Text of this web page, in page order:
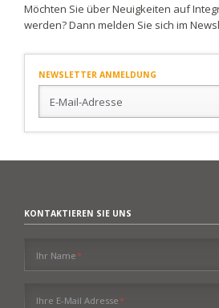
Möchten Sie über Neuigkeiten auf
werden? Dann melden Sie sich im
NEWSLETTER ANMELDUNG
Mail-
KONTAKTIEREN SIE UNS
Pflichtfeld
Ihr Name*
Pflichtfeld
Ihre E-Mail Adresse*